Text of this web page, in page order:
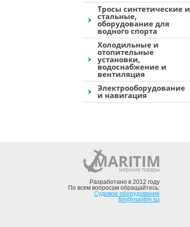
Тросы синтетические и
стальные,
оборудование для
водного спорта
Холодильные и
отопительные
установки,
водоснабжение и
вентиляция
Электрооборудование
и навигация
Разработано в 2012 году
По всем вопросам обращайтесь:
Судовое оборудование
tim@maritim.su